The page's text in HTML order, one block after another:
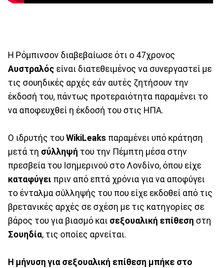
Η Ρόμπινσον διαβεβαίωσε ότι ο 47χρονος
Αυστραλός είναι διατεθειμένος να συνεργαστεί με
τις σουηδικές αρχές εάν αυτές ζητήσουν την
έκδοσή του, πάντως προτεραιότητα παραμένει το
να αποφευχθεί η έκδοσή του στις ΗΠΑ.
Ο ιδρυτής του WikiLeaks παραμένει υπό κράτηση
μετά τη σύλληψή του την Πέμπτη μέσα στην
πρεσβεία του Ισημερινού στο Λονδίνο, όπου είχε
καταφύγει πριν από επτά χρόνια για να αποφύγει
το ένταλμα σύλληψής του που είχε εκδοθεί από τις
βρετανικές αρχές σε σχέση με τις κατηγορίες σε
βάρος του για βιασμό και σεξουαλική επίθεση στη
Σουηδία, τις οποίες αρνείται.
Η μήνυση για σεξουαλική επίθεση μπήκε στο